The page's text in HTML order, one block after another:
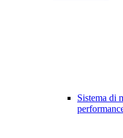
Sistema di